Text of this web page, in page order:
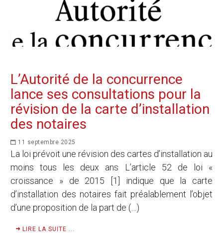
L’Autorité de la concurrence
lance ses consultations pour la
révision de la carte d’installation
des notaires
11 septembre 2025
La loi prévoit une révision des cartes d’installation au
moins tous les deux ans L’article 52 de loi «
croissance » de 2015 [1] indique que la carte
d’installation des notaires fait préalablement l’objet
d’une proposition de la part de (…)
LIRE LA SUITE ...